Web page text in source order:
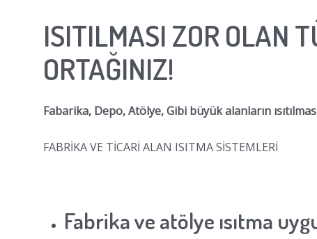
ISITILMASI ZOR OLAN
ORTAĞINIZ!
Fabarika, Depo, Atölye, Gibi büyük alanların
FABRİKA VE TİCARİ ALAN ISITMA SİSTEMLERİ
Fabrika ve atölye ısıtma